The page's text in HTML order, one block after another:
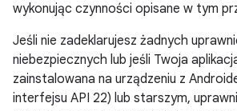
wykonując czynności opisane w tym
Jeśli nie zadeklarujesz żadnych
niebezpiecznych lub jeśli Twoja
zainstalowana na urządzeniu z
interfejsu API 22) lub starszym,